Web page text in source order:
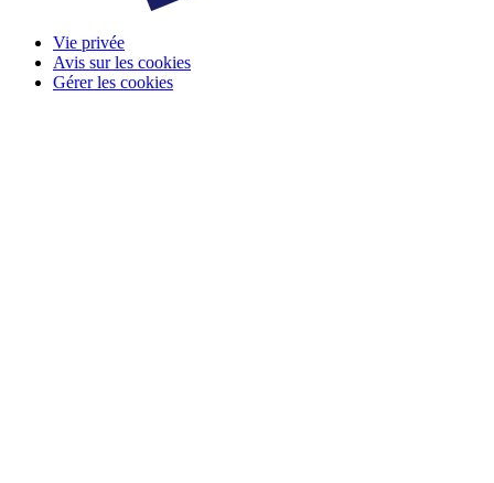
Vie privée
Avis sur les cookies
Gérer les cookies